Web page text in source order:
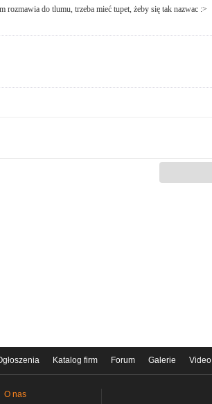
rozmawia do tlumu, trzeba mieć tupet, żeby się tak nazwac :>
Katalog firm Forum Galerie Video
O nas